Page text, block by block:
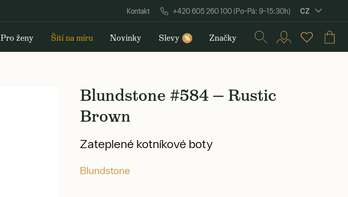
Kontakt +420 605 260 100 (Po–Pá: 9–15:30h) CZ
Pro ženy Šití na míru Novinky Slevy % Značky
Blundstone #584 — Rustic
Brown
Zateplené kotníkové boty
Blundstone